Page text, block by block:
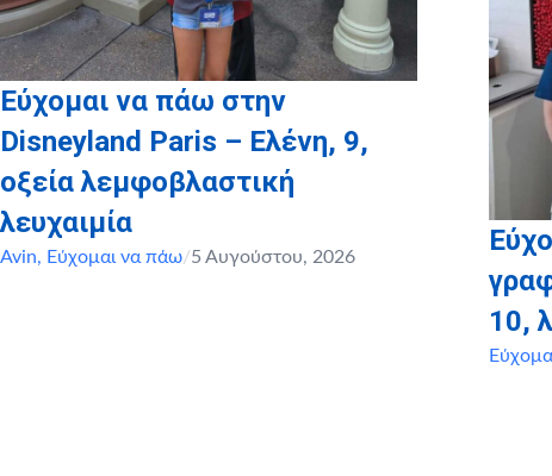
Εύχομαι να πάω στην
Disneyland Paris – Ελένη, 9,
οξεία λεμφοβλαστική
λευχαιμία
Avin, Εύχομαι να πάω/5 Αυγούστου, 2026
10,